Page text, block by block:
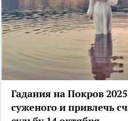
Гадания на Покров
суженого и привлечь